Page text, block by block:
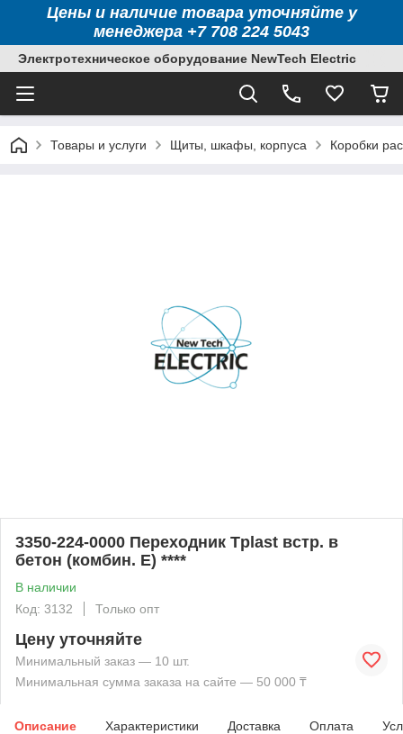
Цены и наличие товара уточняйте у
менеджера +7 708 224 5043
Электротехническое оборудование NewTech Electric
Товары и услуги Щиты, шкафы, корпуса Коробки
3350-224-0000 Переходник Тplast встр. в
бетон (комбин. E) ****
В наличии
Код: 3132
Только опт
Цену уточняйте
Минимальный заказ — 10 шт.
Минимальная сумма заказа на сайте — 50 000 ₸
Описание Характеристики Доставка Оплата